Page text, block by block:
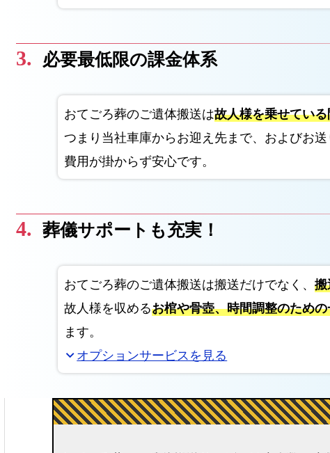
必要最低限の課金体系
おてごろ葬のご遺体搬送は故人様を乗せてい
つまり当社車庫からお迎え先まで、およびお
費用が掛からず安心です。
葬儀サポートも充実！
おてごろ葬のご遺体搬送は搬送だけでなく、
故人様を収めるお棺や骨壺、時間調整のため
ます。
expand_moreオプションサービスを見る